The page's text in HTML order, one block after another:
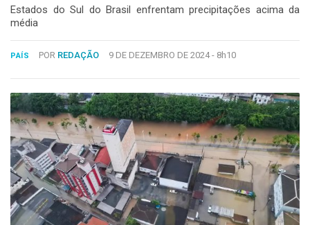
COLUNAS
FALE
CONOSCO
Copyright
2024
Desenvolvido
por
Hesea
Tecnologia
Sistemas
Estados do Sul do Brasil enfrentam precipitações acima da
média
PAÍS POR REDAÇÃO 9 DE DEZEMBRO DE 2024 - 8h10